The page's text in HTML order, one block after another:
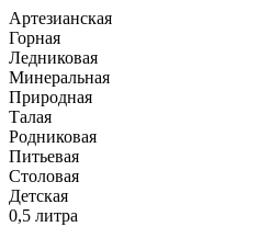
Артезианская
Горная
Ледниковая
Минеральная
Природная
Талая
Родниковая
Питьевая
Столовая
Детская
0,5 литра